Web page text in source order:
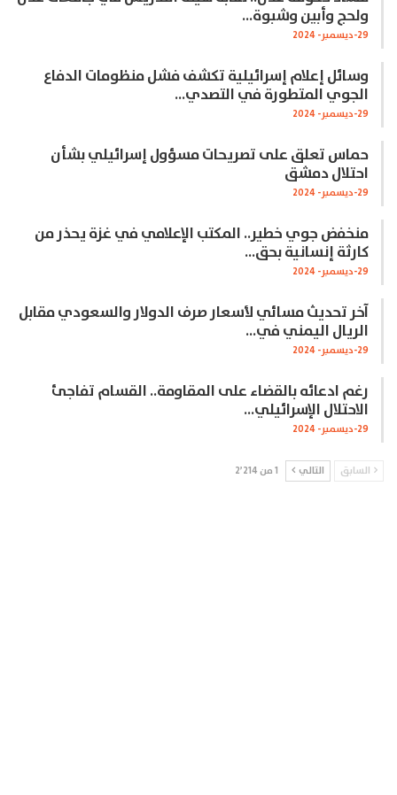
ولحج وأبين وشبوة…
29-ديسمبر- 2024
وسائل إعلام إسرائيلية تكشف فشل منظومات الدفاع
الجوي المتطورة في التصدي…
29-ديسمبر- 2024
حماس تعلق على تصريحات مسؤول إسرائيلي بشأن
احتلال دمشق
29-ديسمبر- 2024
منخفض جوي خطير.. المكتب الإعلامي في غزة يحذر من
كارثة إنسانية بحق…
29-ديسمبر- 2024
آخر تحديث مسائي لأسعار صرف الدولار والسعودي مقابل
الريال اليمني في…
29-ديسمبر- 2024
رغم ادعائه بالقضاء على المقاومة.. القسام تفاجئ
الاحتلال الإسرائيلي…
29-ديسمبر- 2024
السابق التالي 1 من 2٬214